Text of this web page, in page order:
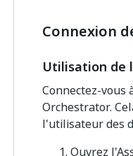
Connexion
Utilisation de
Connectez-vous
Orchestrator.
l'utilisateur des
Ouvrez